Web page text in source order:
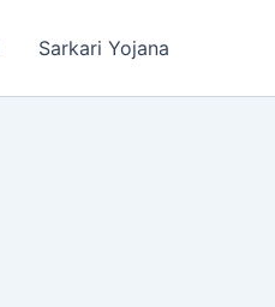
Sarkari Yojana